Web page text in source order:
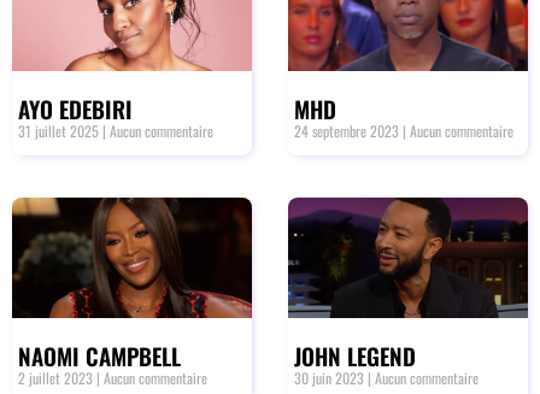
AYO EDEBIRI
31 juillet 2025 Aucun commentaire
MHD
24 septembre 2023 Aucun commentaire
NAOMI CAMPBELL
2 juillet 2023 Aucun commentaire
JOHN LEGEND
30 juin 2023 Aucun commentaire